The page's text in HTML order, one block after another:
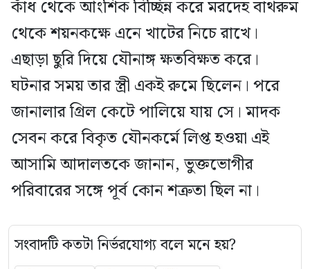
কাঁধ থেকে আংশিক বিচ্ছিন্ন করে মরদেহ বাথরুম
থেকে শয়নকক্ষে এনে খাটের নিচে রাখে।
এছাড়া ছুরি দিয়ে যৌনাঙ্গ ক্ষতবিক্ষত করে।
ঘটনার সময় তার স্ত্রী একই রুমে ছিলেন। পরে
জানালার গ্রিল কেটে পালিয়ে যায় সে। মাদক
সেবন করে বিকৃত যৌনকর্মে লিপ্ত হওয়া এই
আসামি আদালতকে জানান, ভুক্তভোগীর
পরিবারের সঙ্গে পূর্ব কোন শত্রুতা ছিল না।
সংবাদটি কতটা নির্ভরযোগ্য বলে মনে হয়?